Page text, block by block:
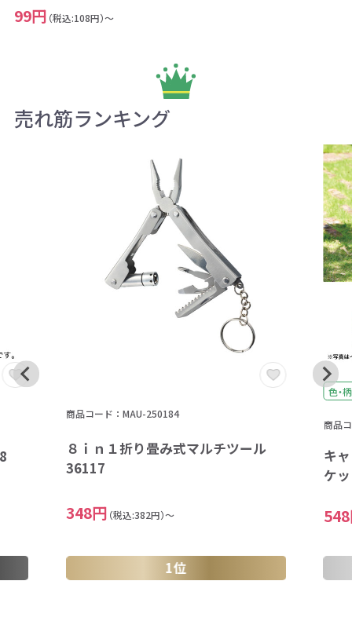
99円 （税込:108円）～
売れ筋ランキング
商品コード：MAU-250184
８ｉｎ１折り畳み式マルチツール
36117
348円 （税込:382円）～
1位
色・
商品
キ
ケ